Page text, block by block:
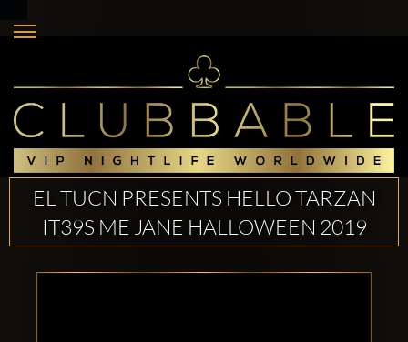
EL TUCN PRESENTS HELLO TARZAN
IT39S ME JANE HALLOWEEN 2019